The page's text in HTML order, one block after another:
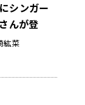
シンガー
んが登
ベント開
募集！
紘菜